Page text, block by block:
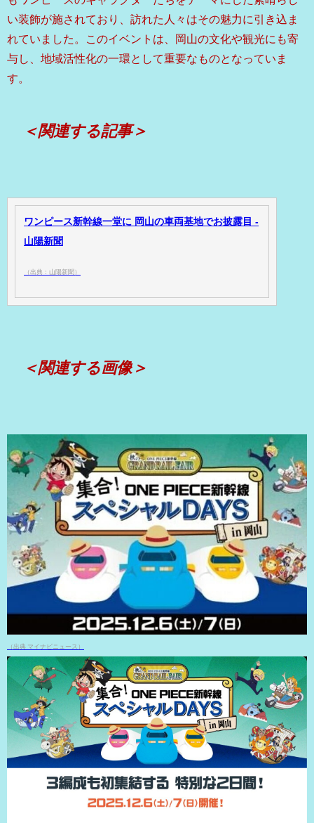
い装飾が施されており、訪れた人々はその魅力に引き込ま
れていました。このイベントは、岡山の文化や観光にも寄
与し、地域活性化の一環として重要なものとなっていま
す。
＜関連する記事＞
ワンピース新幹線一堂に 岡山の車両基地でお披露目 -
山陽新聞
（出典：山陽新聞）
＜関連する画像＞
（出典 マイナビニュース）